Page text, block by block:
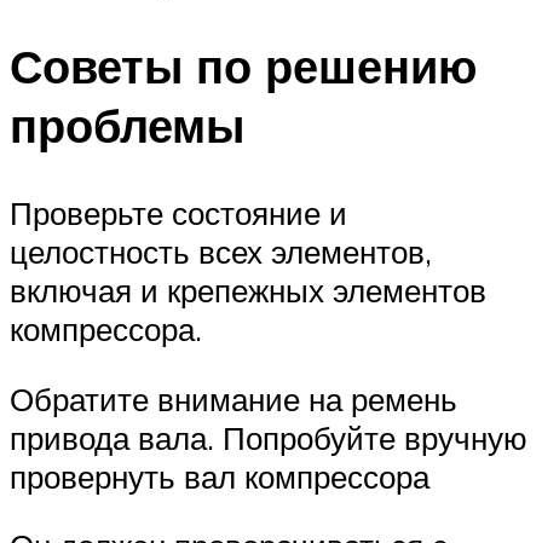
Советы по решению
проблемы
Проверьте состояние и
целостность всех элементов,
включая и крепежных элементов
компрессора.
Обратите внимание на ремень
привода вала. Попробуйте вручную
провернуть вал компрессора